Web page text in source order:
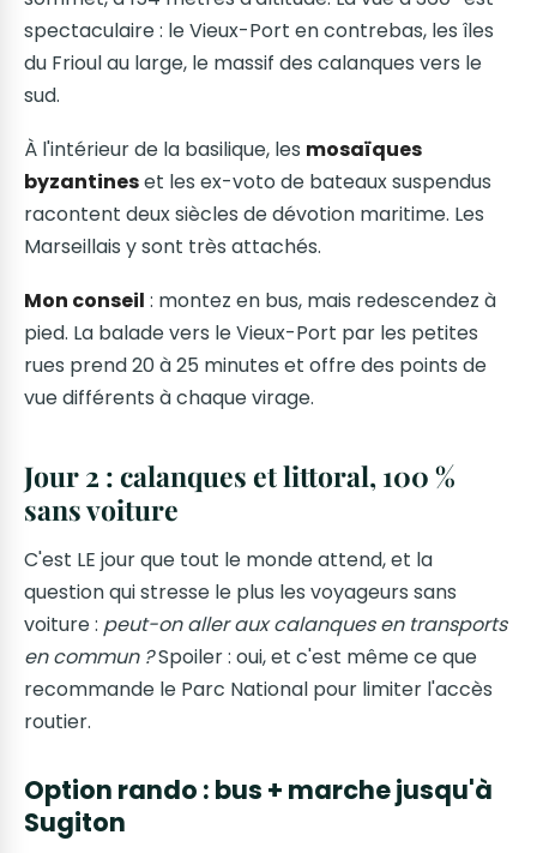
spectaculaire : le Vieux-Port en contrebas, les îles
du Frioul au large, le massif des calanques vers le
sud.
À l'intérieur de la basilique, les mosaïques
byzantineset les ex-voto de bateaux suspendus
racontent deux siècles de dévotion maritime. Les
Marseillais y sont très attachés.
Mon conseil : montez en bus, mais redescendez à
pied. La balade vers le Vieux-Port par les petites
rues prend 20 à 25 minutes et offre des points de
vue différents à chaque virage.
Jour 2 : calanques et littoral, 100 %
sans voiture
C'est LE jour que tout le monde attend, et la
question qui stresse le plus les voyageurs sans
voiture : peut-on aller aux calanques en transports
en commun ?Spoiler : oui, et c'est même ce que
recommande le Parc National pour limiter l'accès
routier.
Option rando : bus + marche jusqu'à
Sugiton